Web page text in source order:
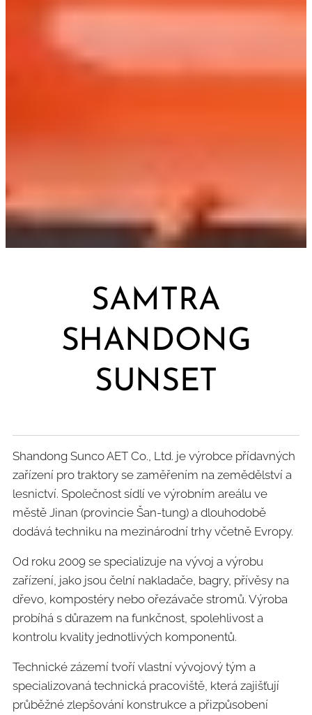
SAMTRA
SHANDONG
SUNSET
Shandong Sunco AET Co., Ltd. je výrobce přídavných
zařízení pro traktory se zaměřením na zemědělství a
lesnictví. Společnost sídlí ve výrobním areálu ve
městě Jinan (provincie Šan-tung) a dlouhodobě
dodává techniku na mezinárodní trhy včetně Evropy.
Od roku 2009 se specializuje na vývoj a výrobu
zařízení, jako jsou čelní nakladače, bagry, přívěsy na
dřevo, kompostéry nebo ořezávače stromů. Výroba
probíhá s důrazem na funkčnost, spolehlivost a
kontrolu kvality jednotlivých komponentů.
Technické zázemí tvoří vlastní vývojový tým a
specializovaná technická pracoviště, která zajišťují
průběžné zlepšování konstrukce a přizpůsobení